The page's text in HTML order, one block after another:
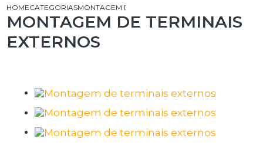
HOMECATEGORIASMONTAGEM DE TERMINAIS EXTERNOS
MONTAGEM DE TERMINAIS
EXTERNOS